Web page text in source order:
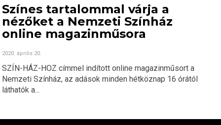
Színes tartalommal várja a
nézőket a Nemzeti Színház
online magazinműsora
2020. április 20.
SZÍN-HÁZ-HOZ címmel indított online magazinműsort a
Nemzeti Színház, az adások minden hétköznap 16 órától
láthatók a...